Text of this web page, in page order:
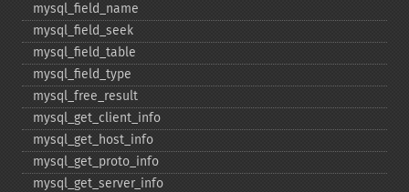
mysql_​field_​name
mysql_​field_​seek
mysql_​field_​table
mysql_​field_​type
mysql_​free_​result
mysql_​get_​client_​info
mysql_​get_​host_​info
mysql_​get_​proto_​info
mysql_​get_​server_​info